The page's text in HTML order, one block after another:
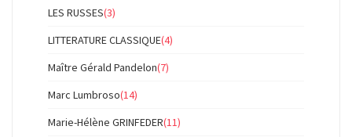
LES RUSSES(3)
LITTERATURE CLASSIQUE(4)
Maître Gérald Pandelon(7)
Marc Lumbroso(14)
Marie-Hélène GRINFEDER(11)